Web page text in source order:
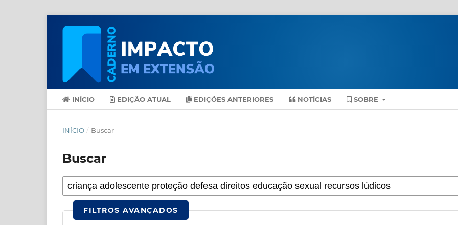
INÍCIO EDIÇÃO ATUAL EDIÇÕES ANTERIORES NOTÍCIAS SOBRE
INÍCIO / Buscar
Buscar
FILTROS AVANÇADOS